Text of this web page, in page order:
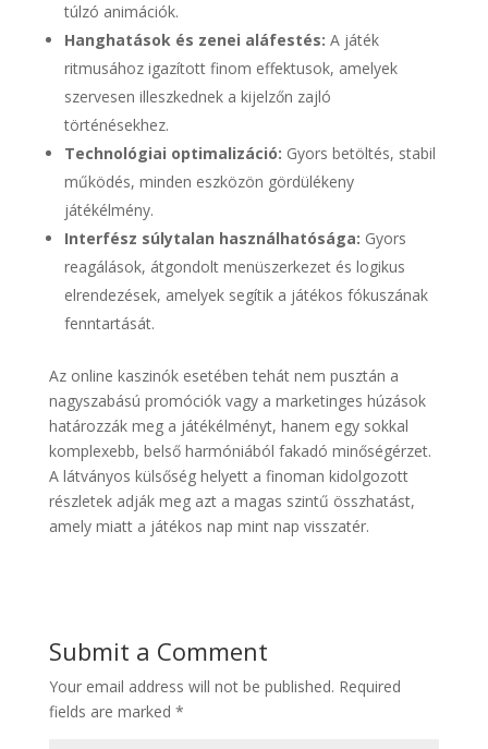
túlzó animációk.
Hanghatások és zenei aláfestés: A játék
ritmusához igazított finom effektusok, amelyek
szervesen illeszkednek a kijelzőn zajló
történésekhez.
Technológiai optimalizáció: Gyors betöltés, stabil
működés, minden eszközön gördülékeny
játékélmény.
Interfész súlytalan használhatósága: Gyors
reagálások, átgondolt menüszerkezet és logikus
elrendezések, amelyek segítik a játékos fókuszának
fenntartását.
Az online kaszinók esetében tehát nem pusztán a
nagyszabású promóciók vagy a marketinges húzások
határozzák meg a játékélményt, hanem egy sokkal
komplexebb, belső harmóniából fakadó minőségérzet.
A látványos külsőség helyett a finoman kidolgozott
részletek adják meg azt a magas szintű összhatást,
amely miatt a játékos nap mint nap visszatér.
Submit a Comment
Your email address will not be published. Required
fields are marked *